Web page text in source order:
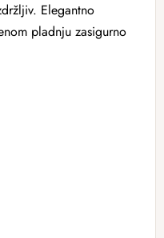
Elegantno
pladnju zasigurno